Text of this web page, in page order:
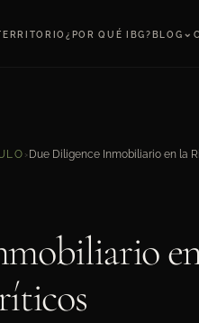
¿POR QUÉ IBG?BLOG ⌄
›